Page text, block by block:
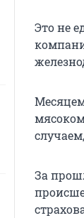
Это не
За